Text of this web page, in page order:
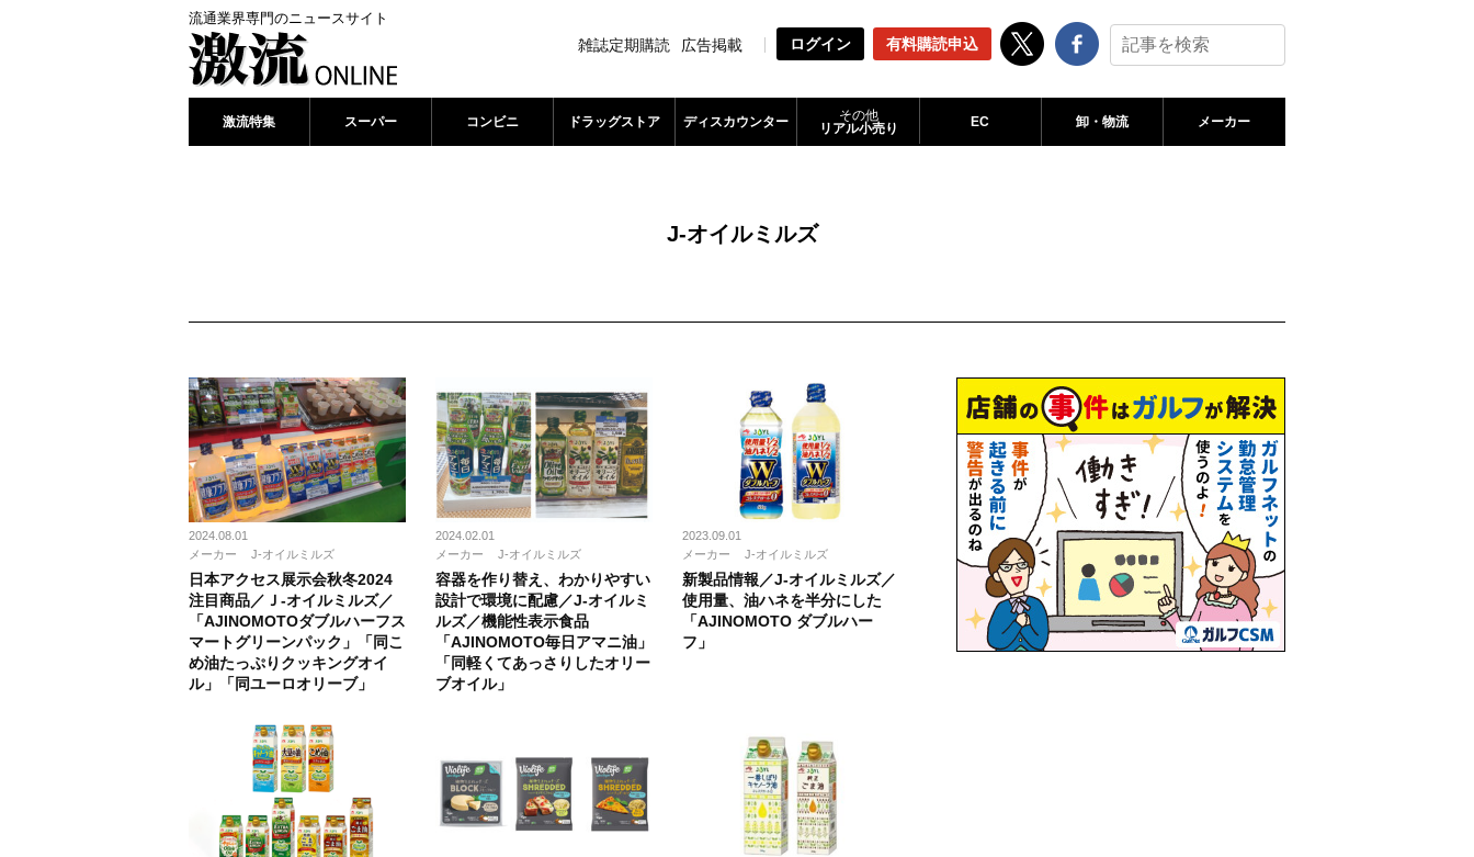
流通業界専門のニュースサイト
雑誌定期購読 広告掲載 ログイン 有料購読申込
激流特集 スーパー コンビニ ドラッグストア ディスカウンター
その他
リアル小売り
EC 卸・物流 メーカー
J-オイルミルズ
2024.08.01
メーカー
J-オイルミルズ
日本アクセス展示会秋冬2024
注目商品／Ｊ-オイルミルズ／
「AJINOMOTOダブルハーフス
マートグリーンパック」「同こ
め油たっぷりクッキングオイ
ル」「同ユーロオリーブ」
2024.02.01
メーカー
J-オイルミルズ
容器を作り替え、わかりやすい
設計で環境に配慮／J-オイルミ
ルズ／機能性表示食品
「AJINOMOTO毎日アマニ油」
「同軽くてあっさりしたオリー
ブオイル」
2023.09.01
メーカー
J-オイルミルズ
新製品情報／J-オイルミルズ／
使用量、油ハネを半分にした
「AJINOMOTO ダブルハー
フ」